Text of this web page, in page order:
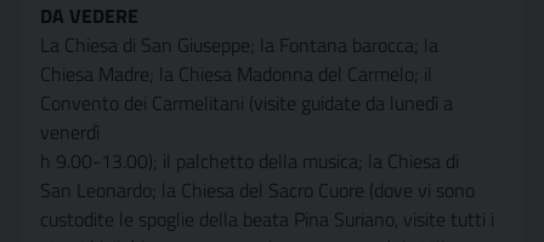
DA VEDERE
La Chiesa di San Giuseppe; la Fontana barocca; la
Chiesa Madre; la Chiesa Madonna del Carmelo; il
Convento dei Carmelitani (visite guidate da lunedì a
venerdì
h 9.00-13.00); il palchetto della musica; la Chiesa di
San Leonardo; la Chiesa del Sacro Cuore (dove vi sono
custodite le spoglie della beata Pina Suriano, visite tutti i